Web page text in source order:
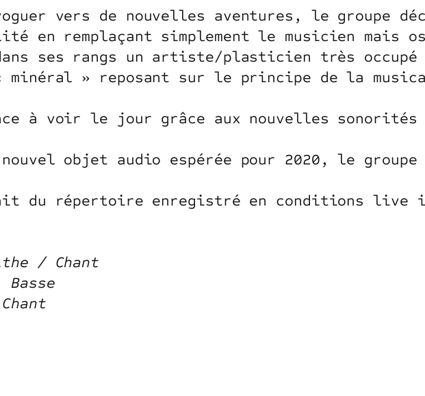
vers de nouvelles aventures, le groupe
en remplaçant simplement le musicien mais
ses rangs un artiste/plasticien très occupé
minéral » reposant sur le principe de la
à voir le jour grâce aux nouvelles
objet audio espérée pour 2020, le groupe
du répertoire enregistré en conditions
/ Chant